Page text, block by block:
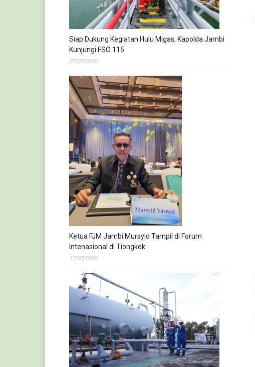
Siap Dukung Kegiatan Hulu Migas, Kapolda Jambi
Kunjungi FSO 115
27/07/2026
Ketua FJM Jambi Mursyid Tampil di Forum
Intenasional di Tiongkok
17/07/2026